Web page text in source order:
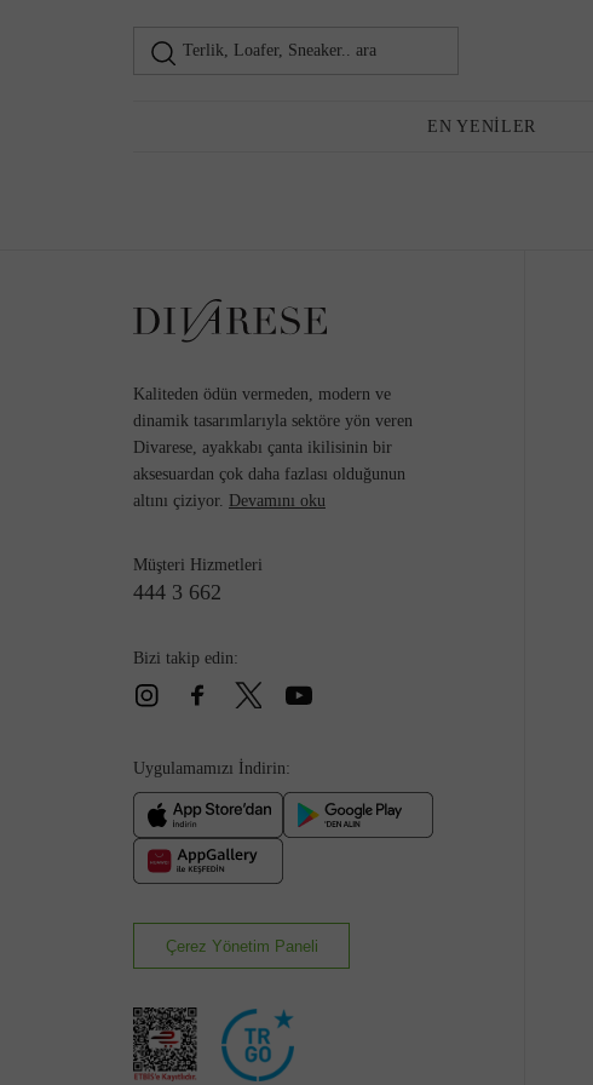
Terlik, Loafer, Sneaker.. ara
EN YENILER
Sneaker
Kaliteden ödün vermeden, modern ve
dinamik tasarımlarıyla sektöre yön veren
Divarese, ayakkabı çanta ikilisinin bir
aksesuardan çok daha fazlası olduğunun
altını çiziyor. Devamını oku
Müşteri Hizmetleri
444 3 662
Bizi takip edin:
Uygulamamızı İndirin:
Çerez Yönetim Paneli